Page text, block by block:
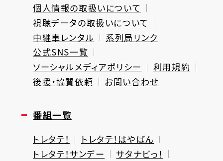
個人情報の取扱いについて
視聴データの取扱いについて
中継車レンタル
系列局リンク
公式SNS一覧
ソーシャルメディアポリシー
利用規約
後援・協賛依頼
お問い合わせ
番組一覧
トレタテ！
トレタテ！はやばん
トレタテ！サンデー
サタナビっ！